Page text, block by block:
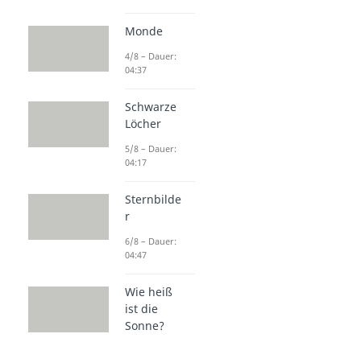
Monde
4/8 – Dauer:
04:37
Schwarze
Löcher
5/8 – Dauer:
04:17
Sternbilde
r
6/8 – Dauer:
04:47
Wie heiß
ist die
Sonne?